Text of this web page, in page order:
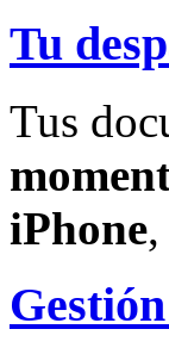
Tu
Tus
iPhone,